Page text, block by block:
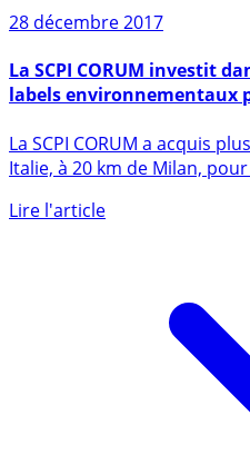
Sur le même sujet
28 décembre 2017
labels environnementaux
Italie, à 20 km de Milan, pour